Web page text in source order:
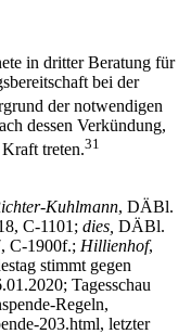
in dritter Beratung für
bei der
der notwendigen
dessen Verkündung,
treten.31
Kuhlmann, DÄBl.
C-1101; dies, DÄBl.
C-1900f.; Hillienhof,
stimmt gegen
Tagesschau
Regeln,
203.html, letzter